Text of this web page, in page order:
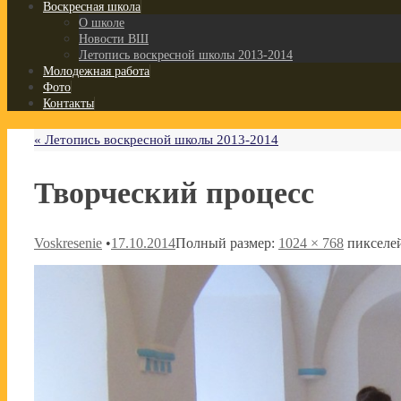
Воскресная школа
О школе
Новости ВШ
Летопись воскресной школы 2013-2014
Молодежная работа
Фото
Контакты
« Летопись воскресной школы 2013-2014
Творческий процесс
Voskresenie •17.10.2014Полный размер: 1024 × 768